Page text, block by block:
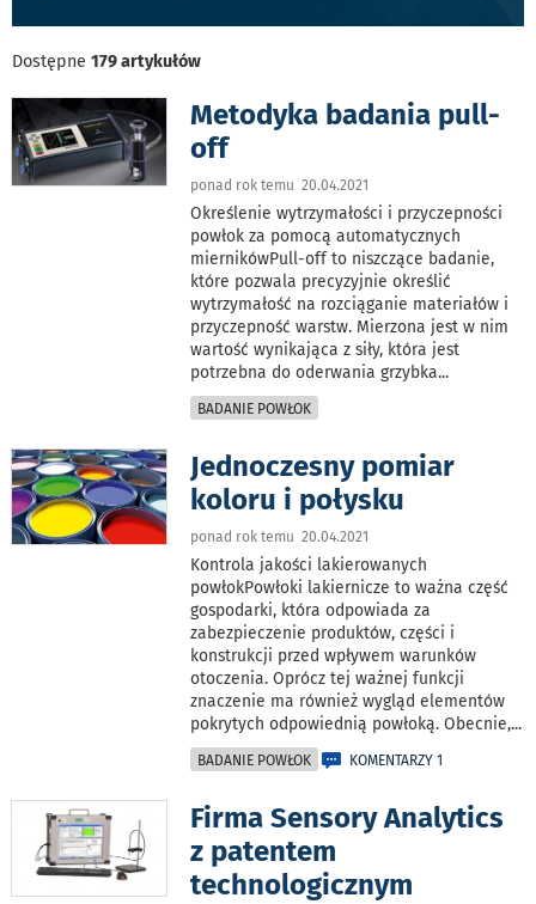
Dostępne 179 artykułów
Metodyka badania pull-
off
ponad rok temu 20.04.2021
Określenie wytrzymałości i przyczepności
powłok za pomocą automatycznych
miernikówPull-off to niszczące badanie,
które pozwala precyzyjnie określić
wytrzymałość na rozciąganie materiałów i
przyczepność warstw. Mierzona jest w nim
wartość wynikająca z siły, która jest
potrzebna do oderwania grzybka...
BADANIE POWŁOK
Jednoczesny pomiar
koloru i połysku
ponad rok temu 20.04.2021
Kontrola jakości lakierowanych
powłokPowłoki lakiernicze to ważna część
gospodarki, która odpowiada za
zabezpieczenie produktów, części i
konstrukcji przed wpływem warunków
otoczenia. Oprócz tej ważnej funkcji
znaczenie ma również wygląd elementów
pokrytych odpowiednią powłoką. Obecnie,...
BADANIE POWŁOK KOMENTARZY 1
Firma Sensory Analytics
z patentem
technologicznym